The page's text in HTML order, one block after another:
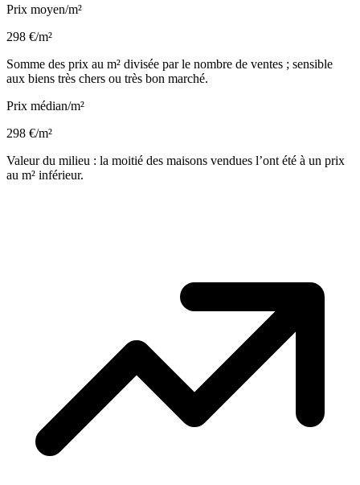
Prix moyen/m²
298 €/m²
Somme des prix au m² divisée par le nombre de ventes ; sensible
aux biens très chers ou très bon marché.
Prix médian/m²
298 €/m²
Valeur du milieu : la moitié des maisons vendues l’ont été à un prix
au m² inférieur.